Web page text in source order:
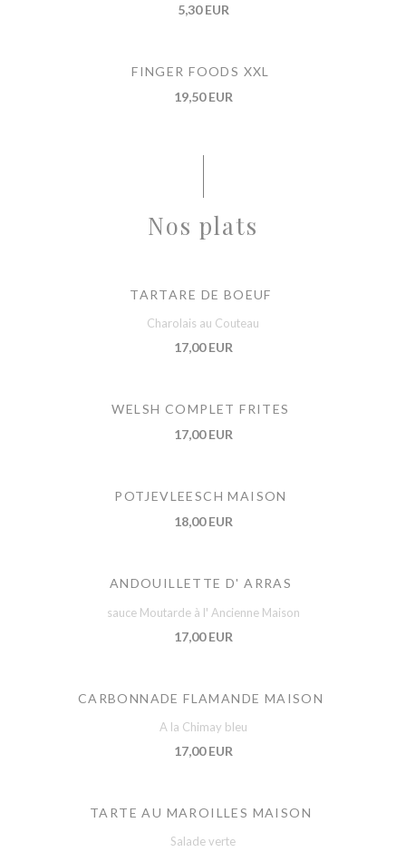
5,30 EUR
FINGER FOODS XXL
19,50 EUR
Nos plats
TARTARE DE BOEUF
Charolais au Couteau
17,00 EUR
WELSH COMPLET FRITES
17,00 EUR
POTJEVLEESCH MAISON
18,00 EUR
ANDOUILLETTE D' ARRAS
sauce Moutarde à l' Ancienne Maison
17,00 EUR
CARBONNADE FLAMANDE MAISON
A la Chimay bleu
17,00 EUR
TARTE AU MAROILLES MAISON
Salade verte